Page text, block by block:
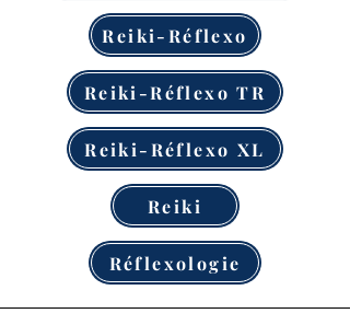
Reiki-Réflexo
Reiki-Réflexo TR
Reiki-Réflexo XL
Reiki
Réflexologie